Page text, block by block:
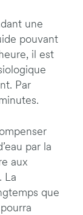
une
pouvant
il est
Par
par la
aux
La
que